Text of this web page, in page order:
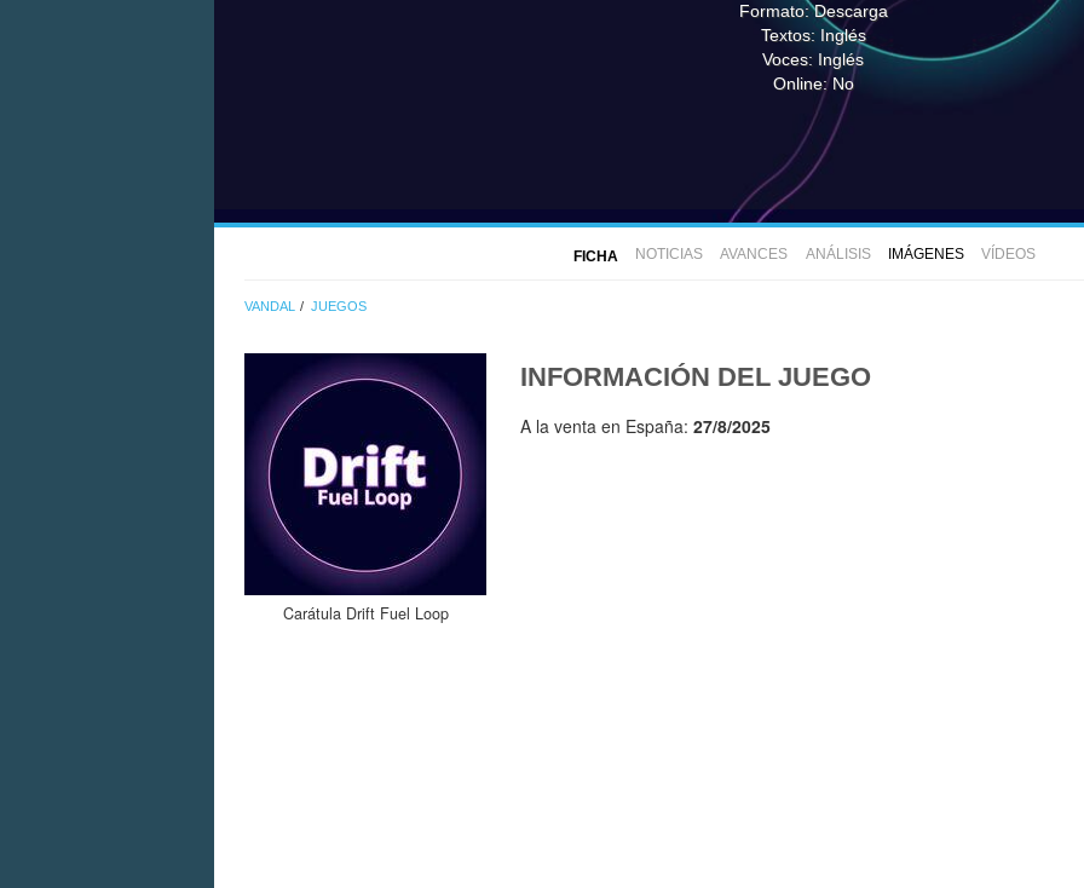
Formato: Descarga
Textos: Inglés
Voces: Inglés
Online: No
FICHA NOTICIAS AVANCES ANÁLISIS IMÁGENES VÍDEOS
VANDAL JUEGOS
Carátula Drift Fuel Loop
INFORMACIÓN DEL JUEGO
A la venta en España: 27/8/2025